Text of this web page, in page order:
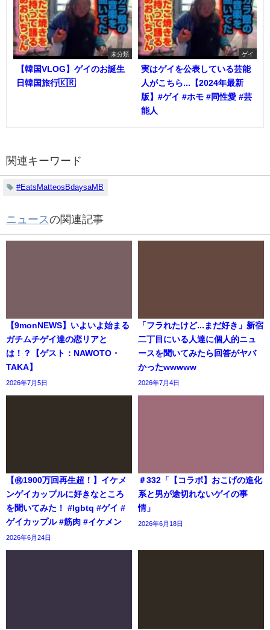
未分類
【韓国VLOG】ゲイのお誕生
日韓国旅行🇰🇷
ゲイ
実はゲイを公表している芸能
人がこちら...【2024年最新
版】#ゲイ #ホモ #同性愛 #芸
能人
関連キーワード
#EatsMatteosBdaysaMB
ニュースの関連記事
【9monNEWS】いよいよ始まる
ガチムチゲイ達の恋リアと
は！？【ゲスト：NAWOTO・
TAKA】
2026年7月5日
「フラれたけど...まだ好き」新宿
二丁目にいる人達に個人的ニュ
ースを聞いてみたら回答がヤバ
かったwwwww
2026年7月4日
【㊗️1900万回再生超！】イケメ
ンゲイカップルに好きなところ
を聞いてみた！ #lgbtq #ゲイ #
ゲイカップル #筋肉 #イケメン
2026年6月24日
＃332「【コラボ】おこげの進化
系と男が途切れないゲイの事
情」
2026年6月18日